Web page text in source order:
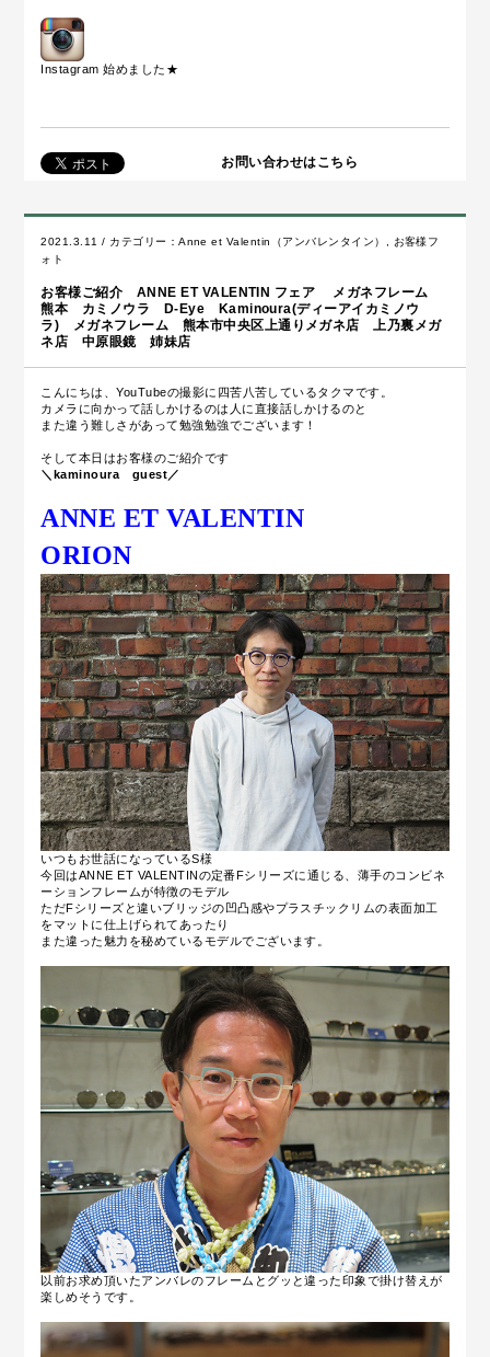
Instagram 始めました ★
お問い合わせはこちら
2021.3.11 / カテゴリー：Anne et Valentin（アンバレンタイン）
お客様フ
ォト
お客様ご紹介 ANNE ET VALENTIN フェア メガネフレーム
熊本 カミノウラ D-Eye Kaminoura(ディーアイカミノウ
ラ) メガネフレーム 熊本市中央区上通りメガネ店 上乃裏メガ
ネ店 中原眼鏡 姉妹店
こんにちは、YouTubeの撮影に四苦八苦しているタクマです。
カメラに向かって話しかけるのは人に直接話しかけるのと
また違う難しさがあって勉強勉強でございます！
そして本日はお客様のご紹介です
＼kaminoura guest／
ANNE ET VALENTIN
ORION
いつもお世話になっているS様
今回はANNE ET VALENTINの定番Fシリーズに通じる、薄手のコンビネ
ーションフレームが特徴のモデル
ただFシリーズと違いブリッジの凹凸感やプラスチックリムの表面加工
をマットに仕上げられてあったり
また違った魅力を秘めているモデルでございます。
以前お求め頂いたアンバレのフレームとグッと違った印象で掛け替えが
楽しめそうです。